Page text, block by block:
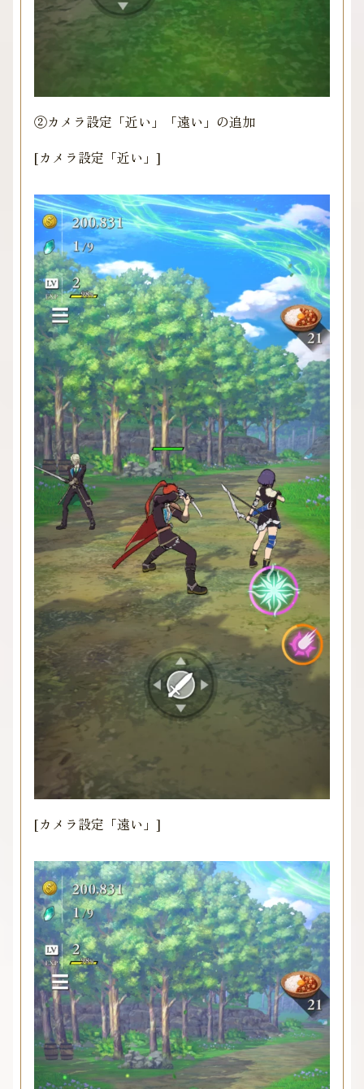
②カメラ設定「近い」「遠い」の追加
[カメラ設定「近い」]
[カメラ設定「遠い」]